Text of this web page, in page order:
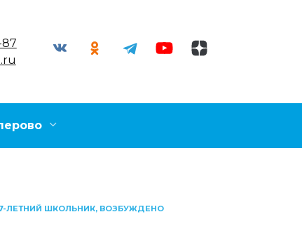
ЛЕТНИЙ ШКОЛЬНИК, ВОЗБУЖДЕНО